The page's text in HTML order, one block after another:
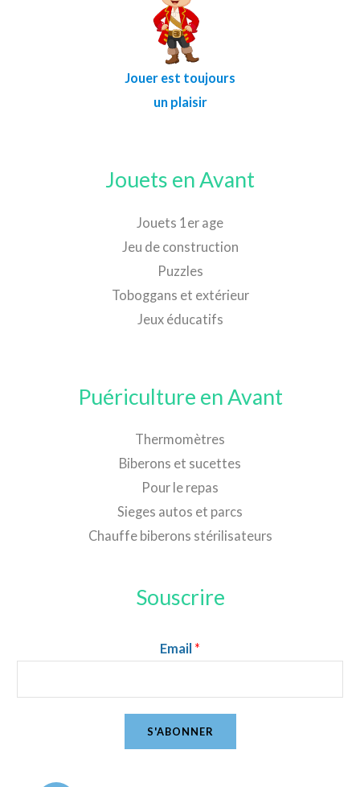
Jouer est toujours
un plaisir
Jouets en Avant
Jouets 1er age
Jeu de construction
Puzzles
Toboggans et extérieur
Jeux éducatifs
Puériculture en Avant
Thermomètres
Biberons et sucettes
Pour le repas
Sieges autos et parcs
Chauffe biberons stérilisateurs
Souscrire
Email *
S'ABONNER